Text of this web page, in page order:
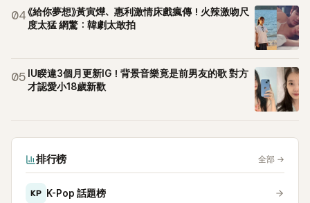
04《給你夢想》黃寅燁、惠利激情床戲瘋傳！火辣激吻尺
度太猛 網驚：韓劇太敢拍
05 IU睽違3個月更新IG！背景音樂竟是前男友的歌 對方
才認愛小18歲新歡
排行榜 全部 →
KP K-Pop 話題榜